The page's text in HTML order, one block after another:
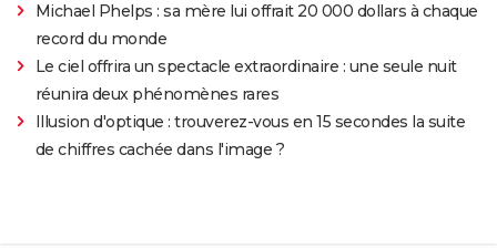
Michael Phelps : sa mère lui offrait 20 000 dollars à chaque
record du monde
Le ciel offrira un spectacle extraordinaire : une seule nuit
réunira deux phénomènes rares
Illusion d'optique : trouverez-vous en 15 secondes la suite
de chiffres cachée dans l'image ?